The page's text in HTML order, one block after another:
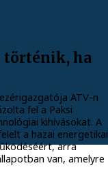
történik, ha
ATV-n
fel a Paksi
kihívásokat. A
a hazai energetikai
arra
van, amelyre